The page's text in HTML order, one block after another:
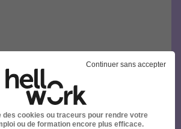
Continuer sans accepter
des cookies ou traceurs pour rendre votre
ou de formation encore plus efficace.